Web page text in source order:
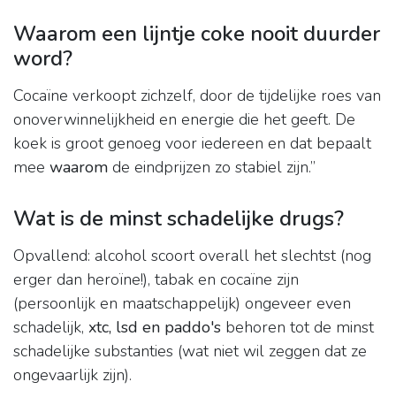
Waarom een lijntje coke nooit duurder
word?
Cocaïne verkoopt zichzelf, door de tijdelijke roes van
onoverwinnelijkheid en energie die het geeft. De
koek is groot genoeg voor iedereen en dat bepaalt
mee waarom de eindprijzen zo stabiel zijn.”
Wat is de minst schadelijke drugs?
Opvallend: alcohol scoort overall het slechtst (nog
erger dan heroïne!), tabak en cocaïne zijn
(persoonlijk en maatschappelijk) ongeveer even
schadelijk, xtc, lsd en paddo's behoren tot de minst
schadelijke substanties (wat niet wil zeggen dat ze
ongevaarlijk zijn).